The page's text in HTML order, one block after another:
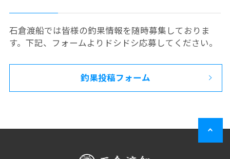
石倉渡船では皆様の釣果情報を随時募集しておりま
す。下記、フォームよりドシドシ応募してください。
釣果投稿フォーム